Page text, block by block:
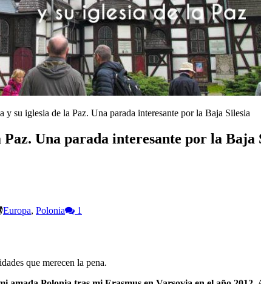
y su iglesia de la Paz. Una parada interesante por la Baja Silesia
Una parada interesante por la Baja
Europa, Polonia
1
que merecen la pena.